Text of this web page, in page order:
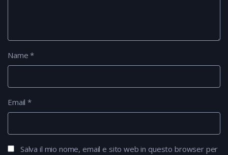
Name*
Email*
Salva il mio nome, email e sito web in questo browser per